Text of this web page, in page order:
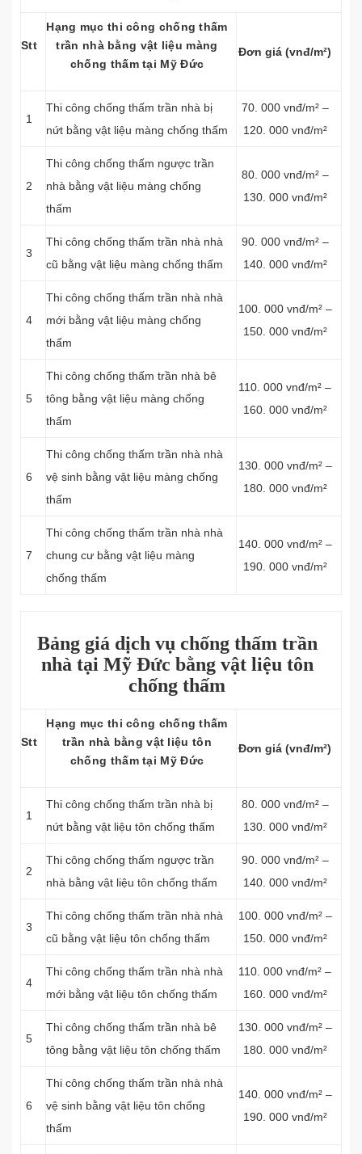
Stt
Hạng mục thi công chống thấm
trần nhà bằng vật liệu màng
chống thấm tại Mỹ Đức
Đơn giá (vnđ/m²)
1
Thi công chống thấm trần nhà bị
nứt bằng vật liệu màng chống thấm
70. 000 vnđ/m² –
120. 000 vnđ/m²
2
Thi công chống thấm ngược trần
nhà bằng vật liệu màng chống
thấm
80. 000 vnđ/m² –
130. 000 vnđ/m²
3
Thi công chống thấm trần nhà nhà
cũ bằng vật liệu màng chống thấm
90. 000 vnđ/m² –
140. 000 vnđ/m²
4
Thi công chống thấm trần nhà nhà
mới bằng vật liệu màng chống
thấm
100. 000 vnđ/m² –
150. 000 vnđ/m²
5
Thi công chống thấm trần nhà bê
tông bằng vật liệu màng chống
thấm
110. 000 vnđ/m² –
160. 000 vnđ/m²
6
Thi công chống thấm trần nhà nhà
vệ sinh bằng vật liệu màng chống
thấm
130. 000 vnđ/m² –
180. 000 vnđ/m²
7
Thi công chống thấm trần nhà nhà
chung cư bằng vật liệu màng
chống thấm
140. 000 vnđ/m² –
190. 000 vnđ/m²
Bảng giá dịch vụ chống thấm trần
nhà tại Mỹ Đức bằng vật liệu tôn
chống thấm
Stt
Hạng mục thi công chống thấm
trần nhà bằng vật liệu tôn
chống thấm tại Mỹ Đức
Đơn giá (vnđ/m²)
1
Thi công chống thấm trần nhà bị
nứt bằng vật liệu tôn chống thấm
80. 000 vnđ/m² –
130. 000 vnđ/m²
2
Thi công chống thấm ngược trần
nhà bằng vật liệu tôn chống thấm
90. 000 vnđ/m² –
140. 000 vnđ/m²
3
Thi công chống thấm trần nhà nhà
cũ bằng vật liệu tôn chống thấm
100. 000 vnđ/m² –
150. 000 vnđ/m²
4
Thi công chống thấm trần nhà nhà
mới bằng vật liệu tôn chống thấm
110. 000 vnđ/m² –
160. 000 vnđ/m²
5
Thi công chống thấm trần nhà bê
tông bằng vật liệu tôn chống thấm
130. 000 vnđ/m² –
180. 000 vnđ/m²
6
Thi công chống thấm trần nhà nhà
vệ sinh bằng vật liệu tôn chống
thấm
140. 000 vnđ/m² –
190. 000 vnđ/m²